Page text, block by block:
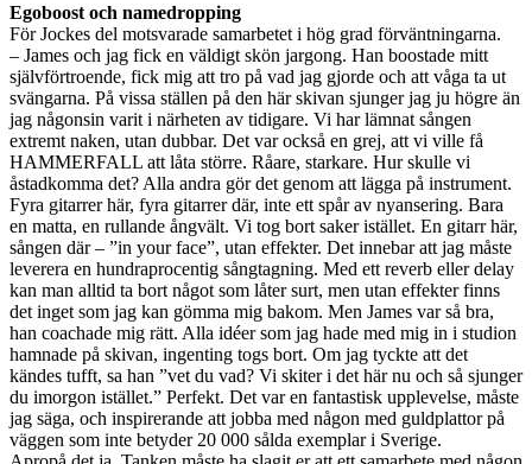
Egoboost och namedropping
För Jockes del motsvarade samarbetet i hög grad förväntningarna.
– James och jag fick en väldigt skön jargong. Han boostade mitt
självförtroende, fick mig att tro på vad jag gjorde och att våga ta ut
svängarna. På vissa ställen på den här skivan sjunger jag ju högre än
jag någonsin varit i närheten av tidigare. Vi har lämnat sången
extremt naken, utan dubbar. Det var också en grej, att vi ville få
HAMMERFALL att låta större. Råare, starkare. Hur skulle vi
åstadkomma det? Alla andra gör det genom att lägga på instrument.
Fyra gitarrer här, fyra gitarrer där, inte ett spår av nyansering. Bara
en matta, en rullande ångvält. Vi tog bort saker istället. En gitarr här,
sången där – ”in your face”, utan effekter. Det innebar att jag måste
leverera en hundraprocentig sångtagning. Med ett reverb eller delay
kan man alltid ta bort något som låter surt, men utan effekter finns
det inget som jag kan gömma mig bakom. Men James var så bra,
han coachade mig rätt. Alla idéer som jag hade med mig in i studion
hamnade på skivan, ingenting togs bort. Om jag tyckte att det
kändes tufft, sa han ”vet du vad? Vi skiter i det här nu och så sjunger
du imorgon istället.” Perfekt. Det var en fantastisk upplevelse, måste
jag säga, och inspirerande att jobba med någon med guldplattor på
väggen som inte betyder 20 000 sålda exemplar i Sverige.